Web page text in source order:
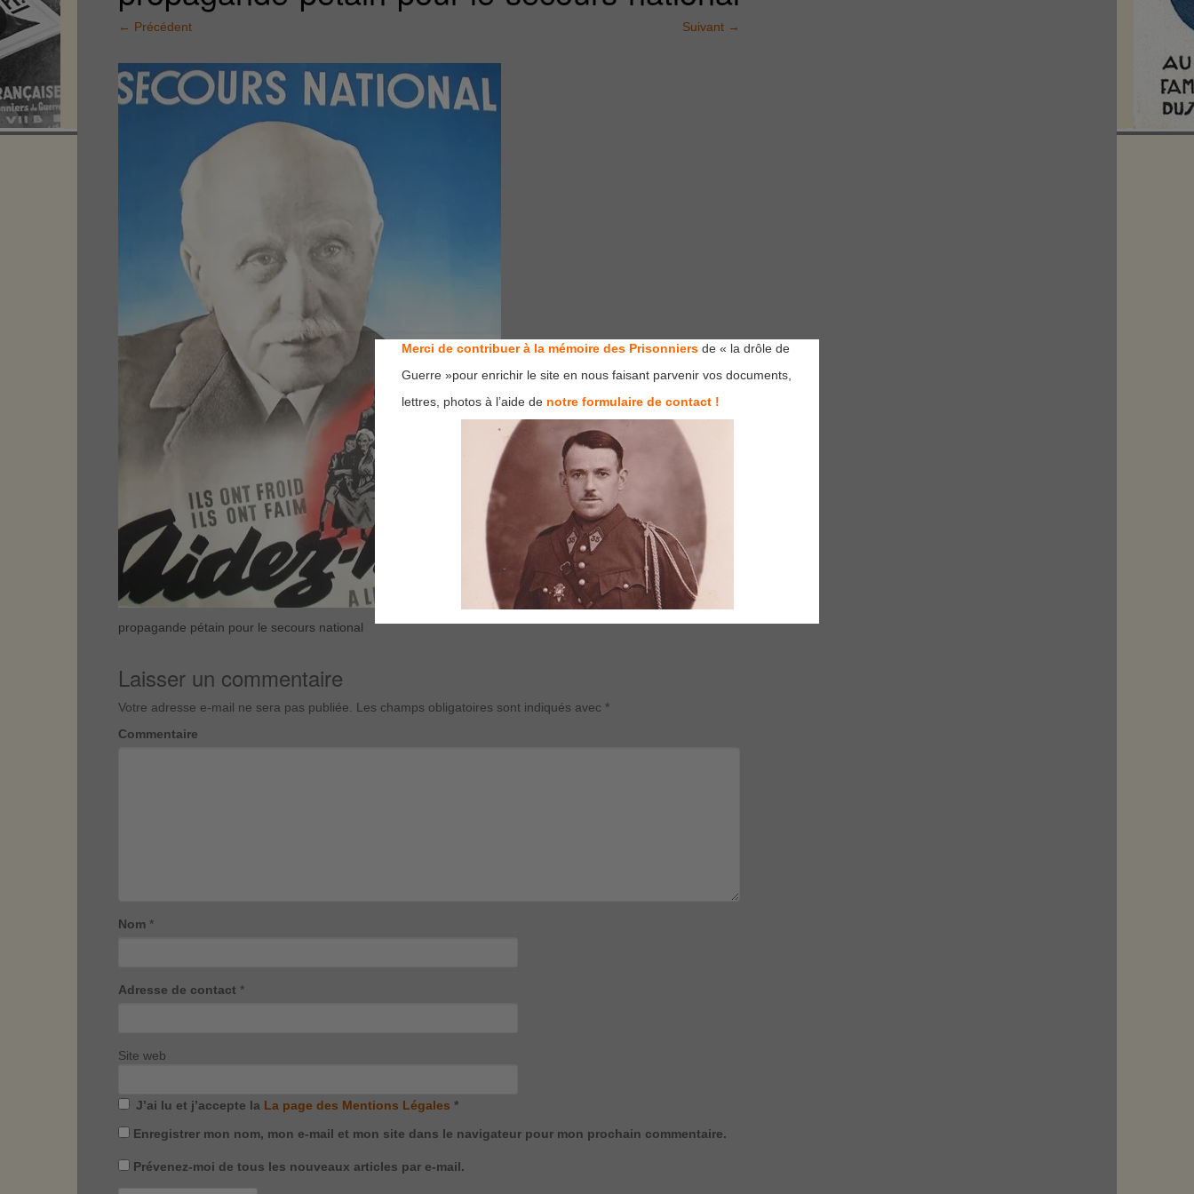
← Précédent Suivant →
propagande pétain pour le secours national
Laisser un commentaire
Votre adresse e-mail ne sera pas publiée. Les champs obligatoires sont indiqués avec *
Commentaire
Nom *
Adresse de contact *
Site web
J’ai lu et j’accepte la La page des Mentions Légales *
Enregistrer mon nom, mon e-mail et mon site dans le navigateur pour mon prochain commentaire.
Prévenez-moi de tous les nouveaux articles par e-mail.
Merci de contribuer à la mémoire des Prisonniers de « la drôle de
Guerre »pour enrichir le site en nous faisant parvenir vos documents,
lettres, photos à l’aide de notre formulaire de contact !